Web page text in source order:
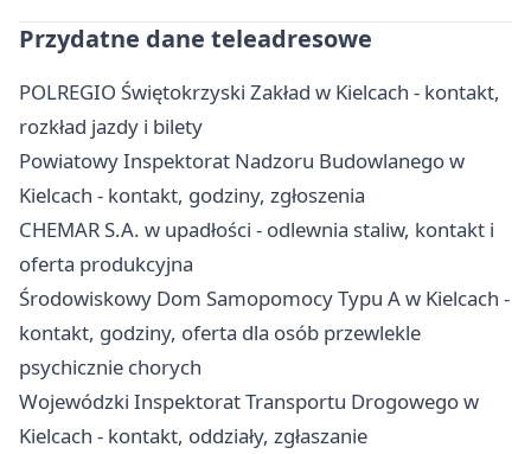
Przydatne dane teleadresowe
POLREGIO Świętokrzyski Zakład w Kielcach - kontakt,
rozkład jazdy i bilety
Powiatowy Inspektorat Nadzoru Budowlanego w
Kielcach - kontakt, godziny, zgłoszenia
CHEMAR S.A. w upadłości - odlewnia staliw, kontakt i
oferta produkcyjna
Środowiskowy Dom Samopomocy Typu A w Kielcach -
kontakt, godziny, oferta dla osób przewlekle
psychicznie chorych
Wojewódzki Inspektorat Transportu Drogowego w
Kielcach - kontakt, oddziały, zgłaszanie